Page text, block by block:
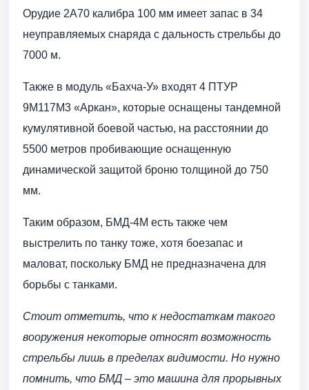
Орудие 2А70 калибра 100 мм имеет запас в 34
неуправляемых снаряда с дальность стрельбы до
7000 м.
Также в модуль «Бахча-У» входят 4 ПТУР
9М117М3 «Аркан», которые оснащены тандемной
кумулятивной боевой частью, на расстоянии до
5500 метров пробивающие оснащенную
динамической защитой броню толщиной до 750
мм.
Таким образом, БМД-4М есть также чем
выстрелить по танку тоже, хотя боезапас и
маловат, поскольку БМД не предназначена для
борьбы с танками.
Стоит отметить, что к недостаткам такого
вооружения некоторые относят возможность
стрельбы лишь в пределах видимости. Но нужно
помнить, что БМД – это машина для прорывных